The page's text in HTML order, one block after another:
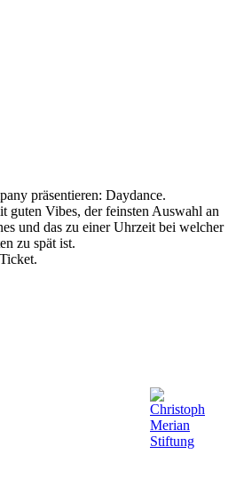
präsentieren: Daydance.
guten Vibes, der feinsten Auswahl an
und das zu einer Uhrzeit bei welcher
zu spät ist.